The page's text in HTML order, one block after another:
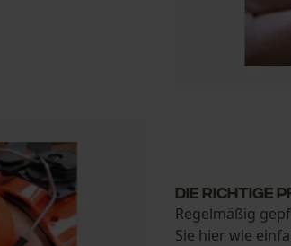
Die richtige
Regelmäßig
Sie hier wie